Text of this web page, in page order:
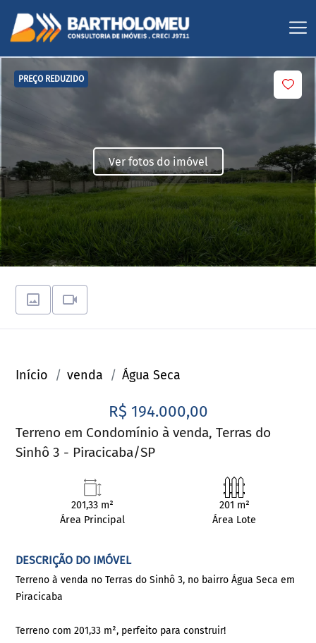
PREÇO REDUZIDO
Ver fotos do imóvel
Início venda Água Seca
R$ 194.000,00
Terreno em Condomínio à venda, Terras do
Sinhô 3 - Piracicaba/SP
201,33 m²
Área Principal
201 m²
Área Lote
DESCRIÇÃO DO IMÓVEL
Terreno à venda no Terras do Sinhô 3, no bairro Água Seca em
Piracicaba
Terreno com 201,33 m², perfeito para construir!